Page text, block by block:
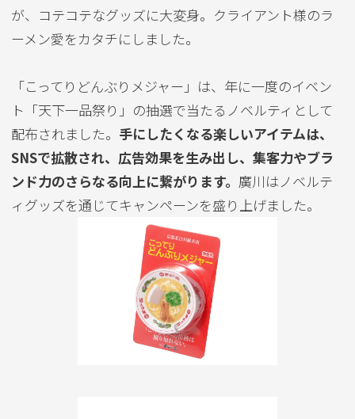
が、コテコテなグッズに大変身。クライアント様のラ
ーメン愛をカタチにしました。
「こってりどんぶりメジャー」は、年に一度のイベン
ト「天下一品祭り」の抽選で当たるノベルティとして
配布されました。 手にしたくなる楽しいアイテムは、
SNSで拡散され、広告効果を生み出し、集客力やブラ
ンド力のさらなる向上に繋がります。 廣川はノベルテ
ィグッズを通じてキャンペーンを盛り上げました。